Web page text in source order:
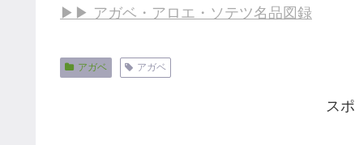
▶▶ アガベ・アロエ・ソテツ名品図録
アガベ アガベ
ス